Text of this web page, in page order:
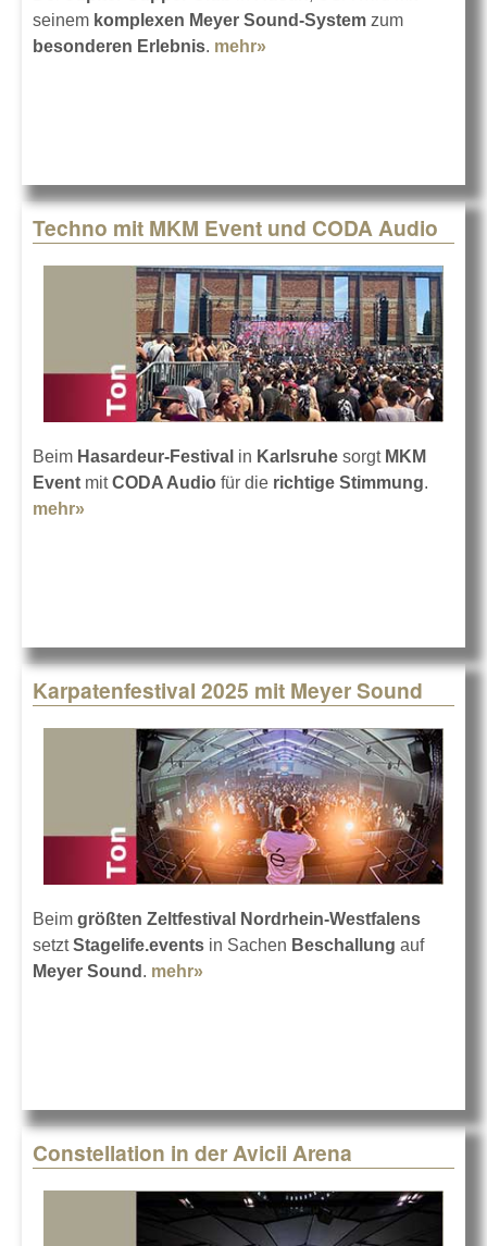
seinem komplexen Meyer Sound-System zum
besonderen Erlebnis. mehr»
Techno mit MKM Event und CODA Audio
Beim Hasardeur-Festival in Karlsruhe sorgtMKM
Event mitCODA Audio für die richtige Stimmung.
mehr»
Karpatenfestival 2025 mit Meyer Sound
Beim größten Zeltfestival Nordrhein-Westfalens
setztStagelife.events in Sachen Beschallung auf
Meyer Sound . mehr»
Constellation in der Avicii Arena